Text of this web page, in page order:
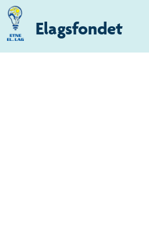
Elagsfondet